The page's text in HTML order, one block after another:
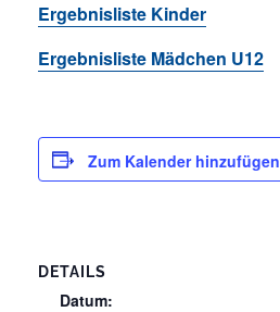
Ergebnisliste Kinder
Ergebnisliste Mädchen U12
Zum Kalender hinzufügen
DETAILS
Datum: